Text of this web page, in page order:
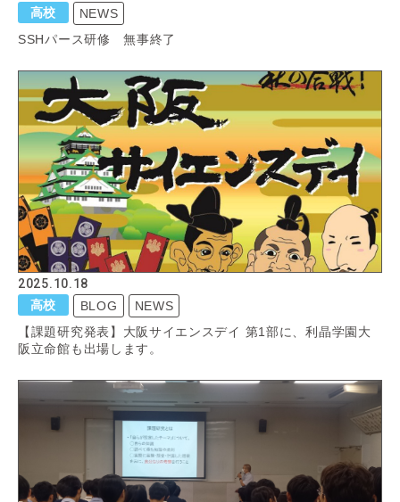
高校
NEWS
SSHパース研修 無事終了
2025.10.18
高校
BLOG
NEWS
【課題研究発表】大阪サイエンスデイ 第1部に、利晶学園大
阪立命館も出場します。